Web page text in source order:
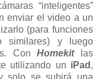
“inteligentes”
enviar el video a un
(para funciones
similares) y luego
ConHomekitlas
utilizando un iPad ,